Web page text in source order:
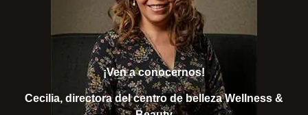
¡Ven a conocernos!
Cecilia, directora del centro de belleza Wellness &